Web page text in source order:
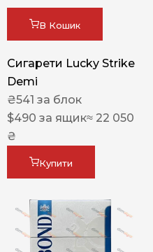
В Кошик
Сигарети Lucky Strike
Demi
₴541 за блок
$490 за ящик≈ 22 050
₴
Купити